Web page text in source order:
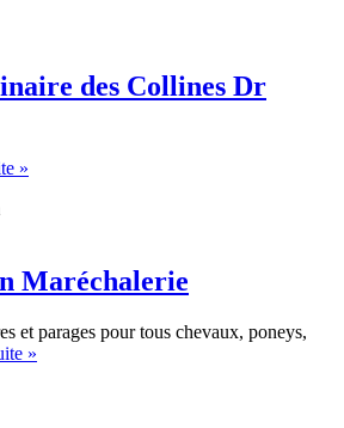
la
Grande
des Collines Dr
»
Dr
Accary
Maréchalerie
et parages pour tous chevaux, poneys,
»